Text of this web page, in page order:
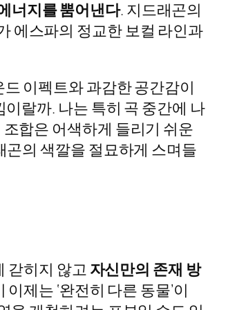
너지를 뿜어낸다. 지드래곤의
에스파의 정교한 보컬 라인과
이펙트와 과감한 공간감이
랄까. 나는 특히 곡 중간에 나
합은 어색하게 들리기 쉬운
곤의 색깔을 절묘하게 스며들
갇히지 않고 자신만의 존재 방
제는 ‘완전히 다른 동물’이